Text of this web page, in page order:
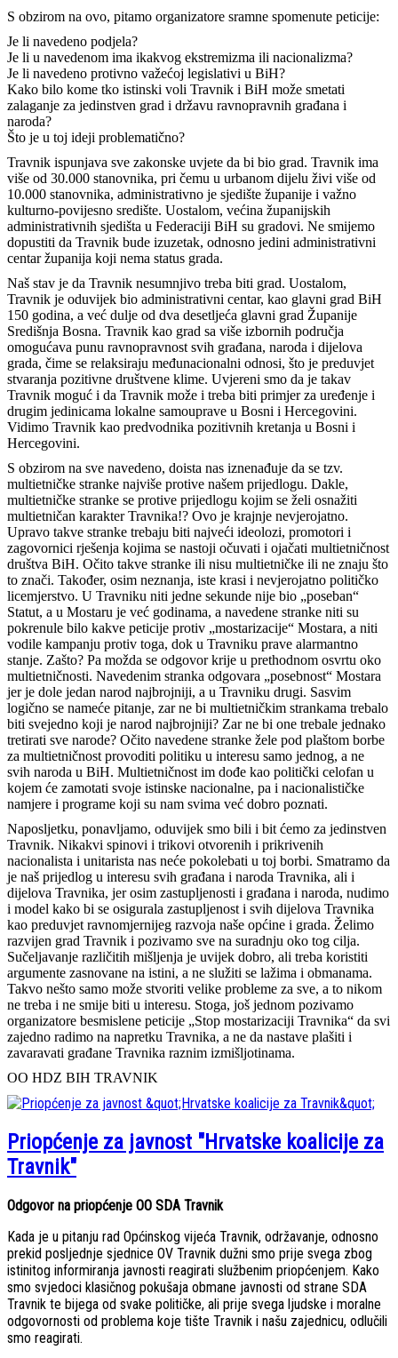
S obzirom na ovo, pitamo organizatore sramne spomenute peticije:
Je li navedeno podjela?
Je li u navedenom ima ikakvog ekstremizma ili nacionalizma?
Je li navedeno protivno važećoj legislativi u BiH?
Kako bilo kome tko istinski voli Travnik i BiH može smetati
zalaganje za jedinstven grad i državu ravnopravnih građana i
naroda?
Što je u toj ideji problematično?
Travnik ispunjava sve zakonske uvjete da bi bio grad. Travnik ima
više od 30.000 stanovnika, pri čemu u urbanom dijelu živi više od
10.000 stanovnika, administrativno je sjedište županije i važno
kulturno-povijesno središte. Uostalom, većina županijskih
administrativnih sjedišta u Federaciji BiH su gradovi. Ne smijemo
dopustiti da Travnik bude izuzetak, odnosno jedini administrativni
centar županija koji nema status grada.
Naš stav je da Travnik nesumnjivo treba biti grad. Uostalom,
Travnik je oduvijek bio administrativni centar, kao glavni grad BiH
150 godina, a već dulje od dva desetljeća glavni grad Županije
Središnja Bosna. Travnik kao grad sa više izbornih područja
omogućava punu ravnopravnost svih građana, naroda i dijelova
grada, čime se relaksiraju međunacionalni odnosi, što je preduvjet
stvaranja pozitivne društvene klime. Uvjereni smo da je takav
Travnik moguć i da Travnik može i treba biti primjer za uređenje i
drugim jedinicama lokalne samouprave u Bosni i Hercegovini.
Vidimo Travnik kao predvodnika pozitivnih kretanja u Bosni i
Hercegovini.
S obzirom na sve navedeno, doista nas iznenađuje da se tzv.
multietničke stranke najviše protive našem prijedlogu. Dakle,
multietničke stranke se protive prijedlogu kojim se želi osnažiti
multietničan karakter Travnika!? Ovo je krajnje nevjerojatno.
Upravo takve stranke trebaju biti najveći ideolozi, promotori i
zagovornici rješenja kojima se nastoji očuvati i ojačati multietničnost
društva BiH. Očito takve stranke ili nisu multietničke ili ne znaju što
to znači. Također, osim neznanja, iste krasi i nevjerojatno političko
licemjerstvo. U Travniku niti jedne sekunde nije bio „poseban“
Statut, a u Mostaru je već godinama, a navedene stranke niti su
pokrenule bilo kakve peticije protiv „mostarizacije“ Mostara, a niti
vodile kampanju protiv toga, dok u Travniku prave alarmantno
stanje. Zašto? Pa možda se odgovor krije u prethodnom osvrtu oko
multietničnosti. Navedenim stranka odgovara „posebnost“ Mostara
jer je dole jedan narod najbrojniji, a u Travniku drugi. Sasvim
logično se nameće pitanje, zar ne bi multietničkim strankama trebalo
biti svejedno koji je narod najbrojniji? Zar ne bi one trebale jednako
tretirati sve narode? Očito navedene stranke žele pod plaštom borbe
za multietničnost provoditi politiku u interesu samo jednog, a ne
svih naroda u BiH. Multietničnost im dođe kao politički celofan u
kojem će zamotati svoje istinske nacionalne, pa i nacionalističke
namjere i programe koji su nam svima već dobro poznati.
Naposljetku, ponavljamo, oduvijek smo bili i bit ćemo za jedinstven
Travnik. Nikakvi spinovi i trikovi otvorenih i prikrivenih
nacionalista i unitarista nas neće pokolebati u toj borbi. Smatramo da
je naš prijedlog u interesu svih građana i naroda Travnika, ali i
dijelova Travnika, jer osim zastupljenosti i građana i naroda, nudimo
i model kako bi se osigurala zastupljenost i svih dijelova Travnika
kao preduvjet ravnomjernijeg razvoja naše općine i grada. Želimo
razvijen grad Travnik i pozivamo sve na suradnju oko tog cilja.
Sučeljavanje različitih mišljenja je uvijek dobro, ali treba koristiti
argumente zasnovane na istini, a ne služiti se lažima i obmanama.
Takvo nešto samo može stvoriti velike probleme za sve, a to nikom
ne treba i ne smije biti u interesu. Stoga, još jednom pozivamo
organizatore besmislene peticije „Stop mostarizaciji Travnika“ da svi
zajedno radimo na napretku Travnika, a ne da nastave plašiti i
zavaravati građane Travnika raznim izmišljotinama.
OO HDZ BIH TRAVNIK
Priopćenje za javnost "Hrvatske koalicije za
Travnik"
Odgovor na priopćenje OO SDA Travnik
Kada je u pitanju rad Općinskog vijeća Travnik, održavanje, odnosno
prekid posljednje sjednice OV Travnik dužni smo prije svega zbog
istinitog informiranja javnosti reagirati službenim priopćenjem. Kako
smo svjedoci klasičnog pokušaja obmane javnosti od strane SDA
Travnik te bijega od svake političke, ali prije svega ljudske i moralne
odgovornosti od problema koje tište Travnik i našu zajednicu, odlučili
smo reagirati.